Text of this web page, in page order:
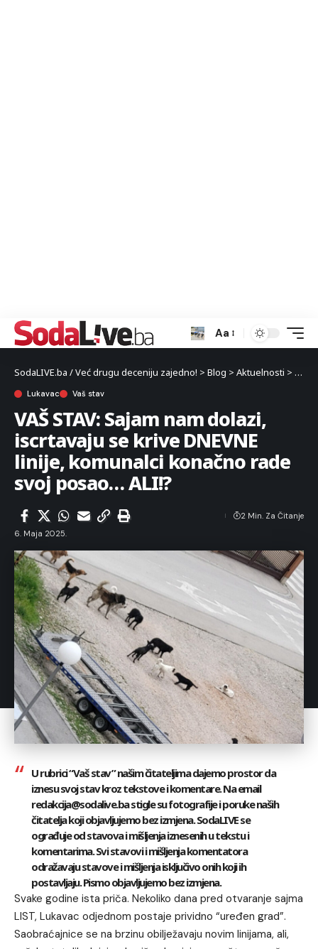
Aa
SodaLIVE.ba / Već drugu deceniju zajedno! > Blog > Aktuelnosti >
Lukavac Vaš stav
VAŠ STAV: Sajam nam dolazi,
iscrtavaju se krive DNEVNE
linije, komunalci konačno rade
svoj posao… ALI!?
6. Maja 2025.
2 Min. Za Čitanje
U rubrici “Vaš stav” našim čitateljima dajemo prostor da
iznesu svoj stav kroz tekstove i komentare. Na email
redakcija@sodalive.ba stigle su fotografije i poruke naših
čitatelja koji objavljujemo bez izmjena. SodaLIVE se
ograđuje od stavova i mišljenja iznesenih u tekstu i
komentarima. Svi stavovi i mišljenja komentatora
odražavaju stavove i mišljenja isključivo onih koji ih
postavljaju. Pismo objavljujemo bez izmjena.
Svake godine ista priča. Nekoliko dana pred otvaranje sajma
LIST, Lukavac odjednom postaje prividno “uređen grad”.
Saobraćajnice se na brzinu obilježavaju novim linijama, ali,